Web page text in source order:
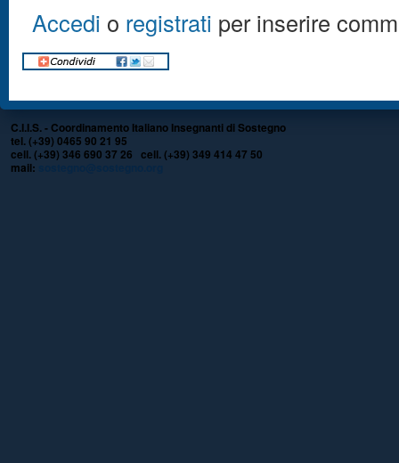
Accedi o registrati per inserire
C.I.I.S. - Coordinamento Italiano Insegnanti di Sostegno
tel. (+39) 0465 90 21 95
cell. (+39) 346 690 37 26 cell. (+39) 349 414 47 50
mail: